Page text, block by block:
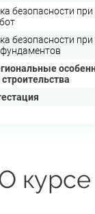
безопасности
безопасности при
курсе